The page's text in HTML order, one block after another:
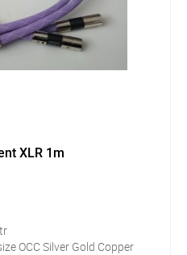
XLR 1m
OCC Silver Gold Copper